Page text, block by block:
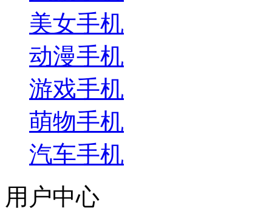
美女手机
动漫手机
游戏手机
萌物手机
汽车手机
用户中心